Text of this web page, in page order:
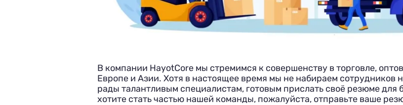
В компании HayotCore мы стремимся к совершенству в торговле,
Европе и Азии. Хотя в настоящее время мы не набираем сотрудников
рады талантливым специалистам, готовым прислать своё резюме
хотите стать частью нашей команды, пожалуйста, отправьте ваше